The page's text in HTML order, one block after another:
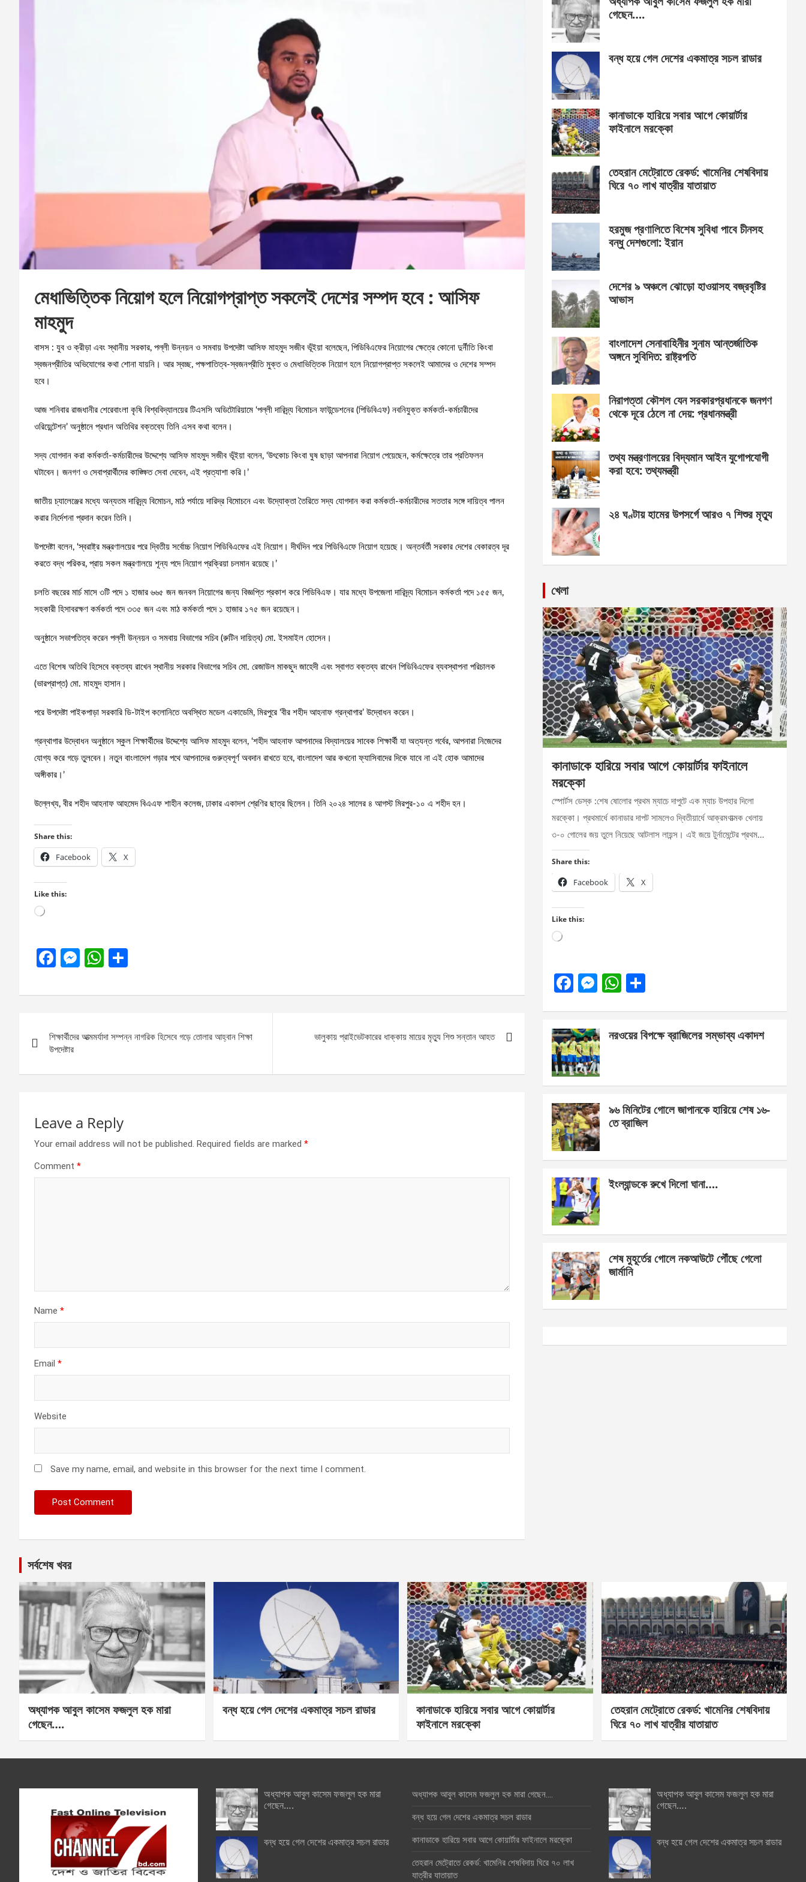
মেধাভিত্তিক নিয়োগ হলে নিয়োগপ্রাপ্ত সকলেই দেশের সম্পদ হবে : আসিফ
মাহমুদ
বাসস : যুব ও ক্রীড়া এবং স্থানীয় সরকার, পল্লী উন্নয়ন ও সমবায় উপদেষ্টা আসিফ মাহমুদ সজীব ভূঁইয়া বলেছেন, পিডিবিএফের নিয়োগের ক্ষেত্রে কোনো দুর্নীতি কিংবা
স্বজনপ্রীতির অভিযোগের কথা শোনা যায়নি। আর স্বচ্ছ, পক্ষপাতিত্ব-স্বজনপ্রীতি মুক্ত ও মেধাভিত্তিক নিয়োগ হলে নিয়োগপ্রাপ্ত সকলেই আমাদের ও দেশের সম্পদ
হবে।
আজ শনিবার রাজধানীর শেরেবাংলা কৃষি বিশ্ববিদ্যালয়ের টিএসসি অডিটোরিয়ামে ‘পল্লী দারিদ্র্য বিমোচন ফাউন্ডেশনের (পিডিবিএফ) নবনিযুক্ত কর্মকর্তা-কর্মচারীদের
ওরিয়েন্টেশন’ অনুষ্ঠানে প্রধান অতিথির বক্তব্যে তিনি এসব কথা বলেন।
সদ্য যোগদান করা কর্মকর্তা-কর্মচারীদের উদ্দেশ্যে আসিফ মাহমুদ সজীব ভূঁইয়া বলেন, ‘উৎকোচ কিংবা ঘুষ ছাড়া আপনারা নিয়োগ পেয়েছেন, কর্মক্ষেত্রে তার প্রতিফলন
ঘটাবেন। জনগণ ও সেবাপ্রার্থীদের কাঙ্ক্ষিত সেবা দেবেন, এই প্রত্যাশা করি।’
জাতীয় চ্যালেঞ্জের মধ্যে অন্যতম দারিদ্র্য বিমোচন, মাঠ পর্যায়ে দারিদ্র বিমোচনে এবং উদ্যোক্তা তৈরিতে সদ্য যোগদান করা কর্মকর্তা-কর্মচারীদের সততার সঙ্গে দায়িত্ব পালন
করার নির্দেশনা প্রদান করেন তিনি।
উপদেষ্টা বলেন, ‘স্বরাষ্ট্র মন্ত্রণালয়ের পরে দ্বিতীয় সর্বোচ্চ নিয়োগ পিডিবিএফের এই নিয়োগ। দীর্ঘদিন পরে পিডিবিএফে নিয়োগ হয়েছে। অন্তর্বর্তী সরকার দেশের বেকারত্ব দূর
করতে বদ্ধ পরিকর, প্রায় সকল মন্ত্রণালয়ে শূন্য পদে নিয়োগ প্রক্রিয়া চলমান রয়েছে।’
চলতি বছরের মার্চ মাসে ৩টি পদে ১ হাজার ৬৬৫ জন জনবল নিয়োগের জন্য বিজ্ঞপ্তি প্রকাশ করে পিডিবিএফ। যার মধ্যে উপজেলা দারিদ্র্য বিমোচন কর্মকর্তা পদে ১৫৫ জন,
সহকারী হিসাবরক্ষণ কর্মকর্তা পদে ৩৩৫ জন এবং মাঠ কর্মকর্তা পদে ১ হাজার ১৭৫ জন রয়েছেন।
অনুষ্ঠানে সভাপতিত্ব করেন পল্লী উন্নয়ন ও সমবায় বিভাগের সচিব (রুটিন দায়িত্ব) মো. ইসমাইল হোসেন।
এতে বিশেষ অতিথি হিসেবে বক্তব্য রাখেন স্থানীয় সরকার বিভাগের সচিব মো. রেজাউল মাকছুদ জাহেদী এবং স্বাগত বক্তব্য রাখেন পিডিবিএফের ব্যবস্থাপনা পরিচালক
(ভারপ্রাপ্ত) মো. মাহমুদ হাসান।
পরে উপদেষ্টা পাইকপাড়া সরকারি ডি-টাইপ কলোনিতে অবস্থিত মডেল একাডেমি, মিরপুরে ‘বীর শহীদ আহনাফ গ্রন্থাগার’ উদ্বোধন করেন।
গ্রন্থাগার উদ্বোধন অনুষ্ঠানে স্কুল শিক্ষার্থীদের উদ্দেশ্যে আসিফ মাহমুদ বলেন, ‘শহীদ আহনাফ আপনাদের বিদ্যালয়ের সাবেক শিক্ষার্থী যা অত্যন্ত গর্বের, আপনারা নিজেদের
যোগ্য করে গড়ে তুলবেন। নতুন বাংলাদেশ গড়ার পথে আপনাদের গুরুত্বপূর্ণ অবদান রাখতে হবে, বাংলাদেশ আর কখনো ফ্যাসিবাদের দিকে যাবে না এই হোক আমাদের
অঙ্গীকার।’
উল্লেখ্য, বীর শহীদ আহনাফ আহমেদ বিএএফ শাহীন কলেজ, ঢাকার একাদশ শ্রেণির ছাত্র ছিলেন। তিনি ২০২৪ সালের ৪ আগস্ট মিরপুর-১০ এ শহীদ হন।
Share this:
Facebook X
Like this:
Loading…
F
ce
o
o
k
M
se
g
W
at
A
p
ar
navigation
শিক্ষার্থীদের আত্মমর্যাদা সম্পন্ন নাগরিক হিসেবে গড়ে তোলার আহ্বান শিক্ষা
উপদেষ্টার
ভালুকায় প্রাইভেটকারের ধাক্কায় মায়ের মৃত্যু শিশু সন্তান আহত
Leave a Reply
Your email address will not be published. Required fields are marked *
Comment *
Name *
Email *
Website
Save my name, email, and website in this browser for the next time I comment.
গেছেন….
বন্ধ হয়ে গেল দেশের একমাত্র সচল রাডার
কানাডাকে হারিয়ে সবার আগে কোয়ার্টার
ফাইনালে মরক্কো
তেহরান মেট্রোতে রেকর্ড: খামেনির শেষবিদায়
ঘিরে ৭০ লাখ যাত্রীর যাতায়াত
হরমুজ প্রণালিতে বিশেষ সুবিধা পাবে চীনসহ
বন্ধু দেশগুলো: ইরান
দেশের ৯ অঞ্চলে ঝোড়ো হাওয়াসহ বজ্রবৃষ্টির
আভাস
বাংলাদেশ সেনাবাহিনীর সুনাম আন্তর্জাতিক
অঙ্গনে সুবিদিত: রাষ্ট্রপতি
নিরাপত্তা কৌশল যেন সরকারপ্রধানকে জনগণ
থেকে দূরে ঠেলে না দেয়: প্রধানমন্ত্রী
তথ্য মন্ত্রণালয়ের বিদ্যমান আইন যুগোপযোগী
করা হবে: তথ্যমন্ত্রী
২৪ ঘণ্টায় হামের উপসর্গে আরও ৭ শিশুর মৃত্যু
খেলা
কানাডাকে হারিয়ে সবার আগে কোয়ার্টার ফাইনালে
মরক্কো
স্পোর্টস ডেস্ক :শেষ ষোলোর প্রথম ম্যাচে দাপুটে এক ম্যাচ উপহার দিলো
মরক্কো। প্রথমার্ধে কানাডার দাপট সামলেও দ্বিতীয়ার্ধে আক্রমণাত্মক খেলায়
৩-০ গোলের জয় তুলে নিয়েছে আটলাস লায়ন্স। এই জয়ে টুর্নামেন্টের প্রথম…
Share this:
Facebook X
Like this:
Loading…
F
b
o
o
k
M
n
g
er
W
s
p
e
নরওয়ের বিপক্ষে ব্রাজিলের সম্ভাব্য একাদশ
৯৬ মিনিটের গোলে জাপানকে হারিয়ে শেষ ১৬-
তে ব্রাজিল
ইংল্যান্ডকে রুখে দিলো ঘানা….
শেষ মুহূর্তের গোলে নকআউটে পৌঁছে গেলো
জার্মানি
সর্বশেষ খবর
অধ্যাপক আবুল কাসেম ফজলুল হক মারা
গেছেন….
বন্ধ হয়ে গেল দেশের একমাত্র সচল রাডার
কানাডাকে হারিয়ে সবার আগে কোয়ার্টার
ফাইনালে মরক্কো
তেহরান মেট্রোতে রেকর্ড: খামেনির শেষবিদায়
ঘিরে ৭০ লাখ যাত্রীর যাতায়াত
অধ্যাপক আবুল কাসেম ফজলুল হক মারা
গেছেন….
বন্ধ হয়ে গেল দেশের একমাত্র সচল রাডার
অধ্যাপক আবুল কাসেম ফজলুল হক মারা গেছেন….
বন্ধ হয়ে গেল দেশের একমাত্র সচল রাডার
কানাডাকে হারিয়ে সবার আগে কোয়ার্টার ফাইনালে মরক্কো
তেহরান মেট্রোতে রেকর্ড: খামেনির শেষবিদায় ঘিরে ৭০ লাখ
যাত্রীর যাতায়াত
অধ্যাপক আবুল কাসেম ফজলুল হক মারা
গেছেন….
বন্ধ হয়ে গেল দেশের একমাত্র সচল রাডার